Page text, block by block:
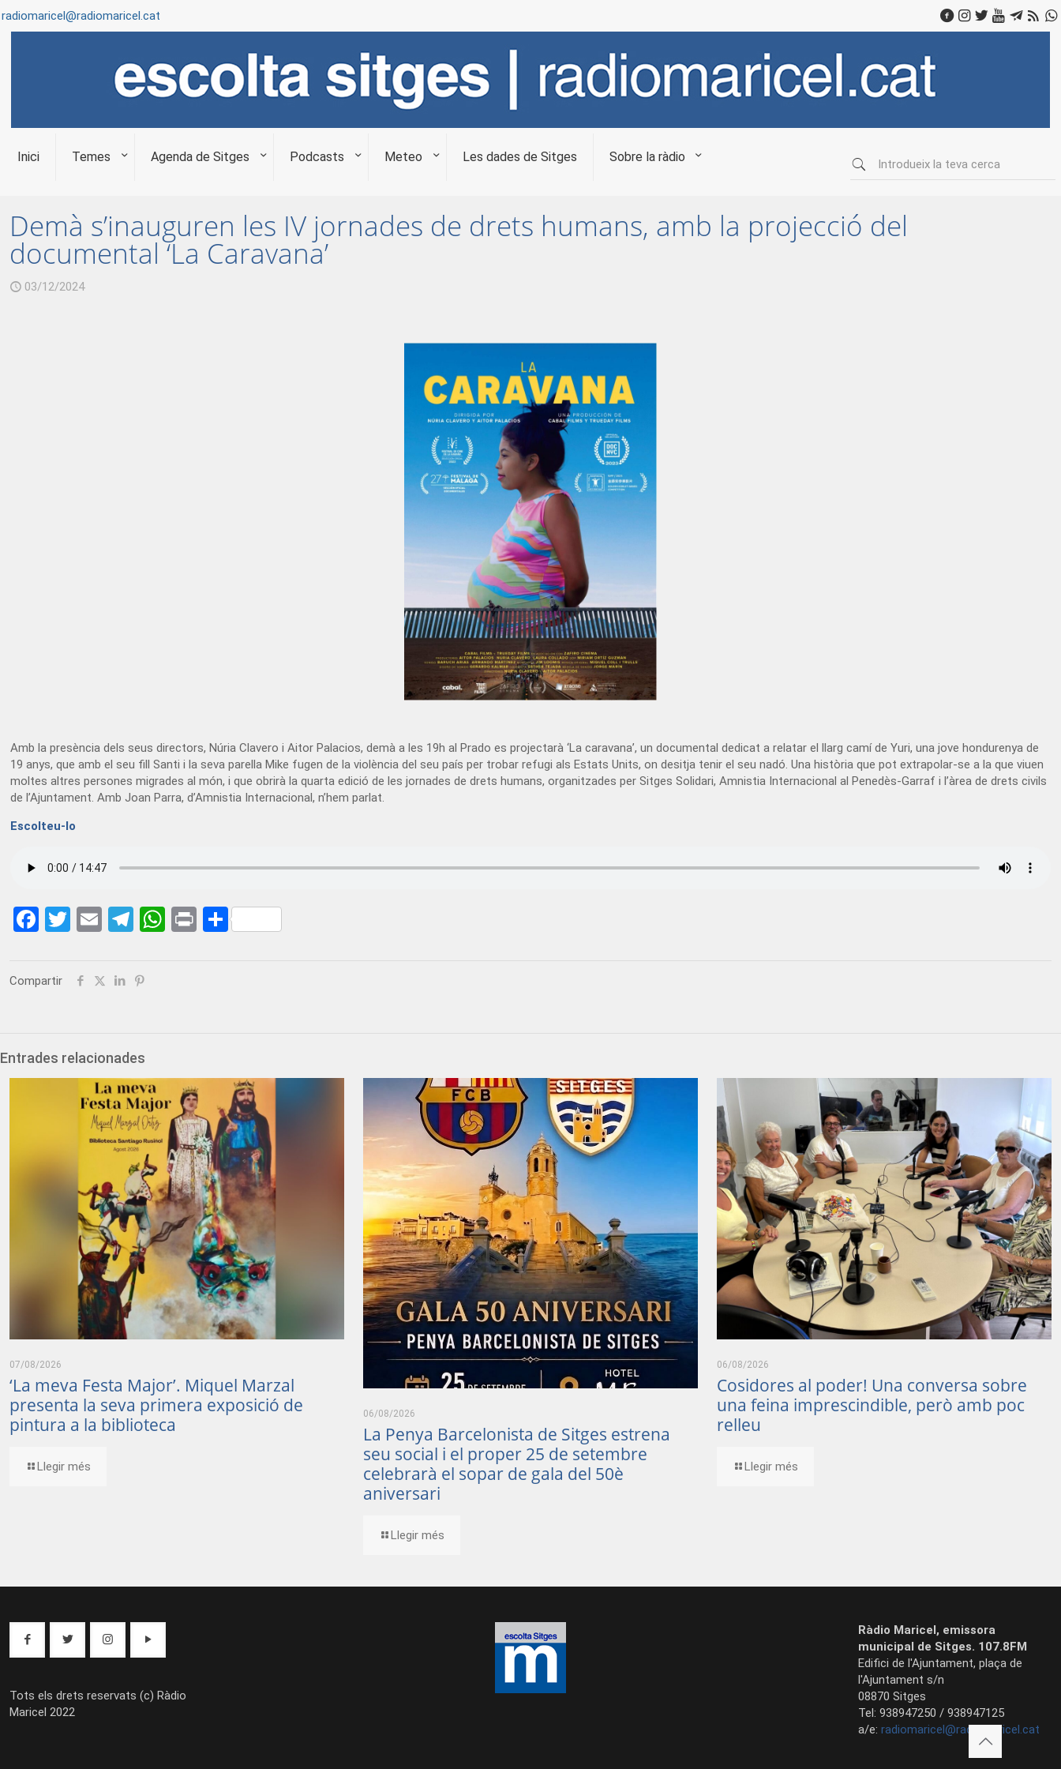
radiomaricel@radiomaricel.cat
Inici Temes Agenda de Sitges Podcasts Meteo Les dades de Sitges Sobre la ràdio
Demà s’inauguren les IV jornades de drets humans, amb la projecció del
documental ‘La Caravana’
03/12/2024
Amb la presència dels seus directors, Núria Clavero i Aitor Palacios, demà a les 19h al Prado es projectarà ‘La caravana’, un documental dedicat a relatar el llarg camí de Yuri, una jove hondurenya de
19 anys, que amb el seu fill Santi i la seva parella Mike fugen de la violència del seu país per trobar refugi als Estats Units, on desitja tenir el seu nadó. Una història que pot extrapolar-se a la que viuen
moltes altres persones migrades al món, i que obrirà la quarta edició de les jornades de drets humans, organitzades per Sitges Solidari, Amnistia Internacional al Penedès-Garraf i l’àrea de drets civils
de l’Ajuntament. Amb Joan Parra, d’Amnistia Internacional, n’hem parlat.
Escolteu-lo
Facebook
Twitter
EmailTelegram
WhatsApp
PrintShare
Compartir
Entrades relacionades
07/08/2026
‘La meva Festa Major’. Miquel Marzal
presenta la seva primera exposició de
pintura a la biblioteca
Llegir més
06/08/2026
La Penya Barcelonista de Sitges estrena
seu social i el proper 25 de setembre
celebrarà el sopar de gala del 50è
aniversari
Llegir més
06/08/2026
Cosidores al poder! Una conversa sobre
una feina imprescindible, però amb poc
relleu
Llegir més
Tots els drets reservats (c) Ràdio
Maricel 2022
Ràdio Maricel, emissora
municipal de Sitges. 107.8FM
Edifici de l'Ajuntament, plaça de
l'Ajuntament s/n
08870 Sitges
Tel: 938947250 / 938947125
a/e:radiomaricel@radiomaricel.cat